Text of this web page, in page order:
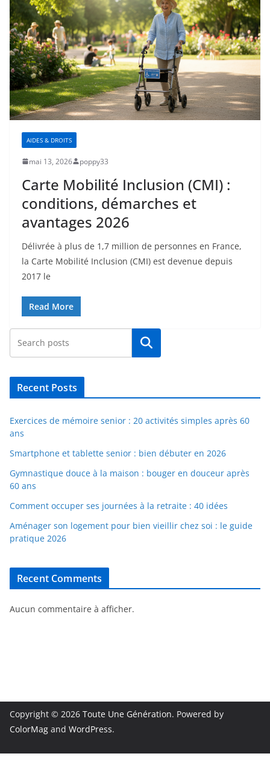
AIDES & DROITS
mai 13, 2026 poppy33
Carte Mobilité Inclusion (CMI) :
conditions, démarches et
avantages 2026
Délivrée à plus de 1,7 million de personnes en France,
la Carte Mobilité Inclusion (CMI) est devenue depuis
2017 le
Read More
Rechercher
Recent Posts
Exercices de mémoire senior : 20 activités simples après 60
ans
Smartphone et tablette senior : bien débuter en 2026
Gymnastique douce à la maison : bouger en douceur après
60 ans
Comment occuper ses journées à la retraite : 40 idées
Aménager son logement pour bien vieillir chez soi : le guide
pratique 2026
Recent Comments
Aucun commentaire à afficher.
Copyright © 2026 Toute Une Génération. Powered by
ColorMag and WordPress.